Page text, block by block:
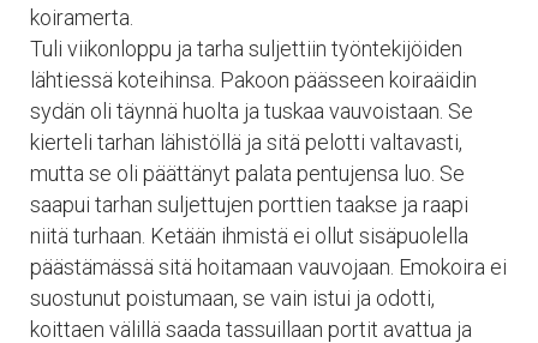
koiramerta.
Tuli viikonloppu ja tarha suljettiin työntekijöiden
lähtiessä koteihinsa. Pakoon päässeen koiraäidin
sydän oli täynnä huolta ja tuskaa vauvoistaan. Se
kierteli tarhan lähistöllä ja sitä pelotti valtavasti,
mutta se oli päättänyt palata pentujensa luo. Se
saapui tarhan suljettujen porttien taakse ja raapi
niitä turhaan. Ketään ihmistä ei ollut sisäpuolella
päästämässä sitä hoitamaan vauvojaan. Emokoira ei
suostunut poistumaan, se vain istui ja odotti,
koittaen välillä saada tassuillaan portit avattua ja